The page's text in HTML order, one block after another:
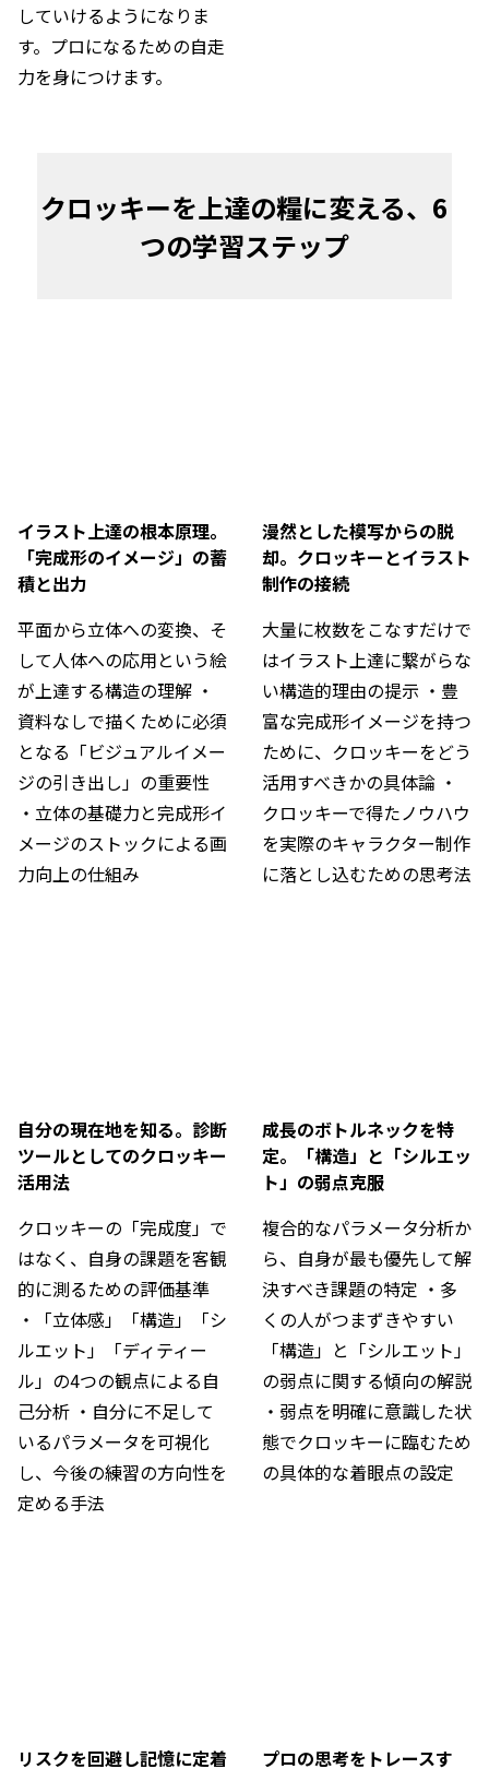
していけるようになりま
す。プロになるための自走
力を身につけます。
クロッキーを上達の糧に変える、6
つの学習ステップ
イラスト上達の根本原理。
「完成形のイメージ」の蓄
積と出力
平面から立体への変換、そ
して人体への応用という絵
が上達する構造の理解 ・
資料なしで描くために必須
となる「ビジュアルイメー
ジの引き出し」の重要性
・立体の基礎力と完成形イ
メージのストックによる画
力向上の仕組み
漫然とした模写からの脱
却。クロッキーとイラスト
制作の接続
大量に枚数をこなすだけで
はイラスト上達に繋がらな
い構造的理由の提示 ・豊
富な完成形イメージを持つ
ために、クロッキーをどう
活用すべきかの具体論 ・
クロッキーで得たノウハウ
を実際のキャラクター制作
に落とし込むための思考法
自分の現在地を知る。診断
ツールとしてのクロッキー
活用法
クロッキーの「完成度」で
はなく、自身の課題を客観
的に測るための評価基準
・「立体感」「構造」「シ
ルエット」「ディティー
ル」の4つの観点による自
己分析 ・自分に不足して
いるパラメータを可視化
し、今後の練習の方向性を
定める手法
成長のボトルネックを特
定。「構造」と「シルエッ
ト」の弱点克服
複合的なパラメータ分析か
ら、自身が最も優先して解
決すべき課題の特定 ・多
くの人がつまずきやすい
「構造」と「シルエット」
の弱点に関する傾向の解説
・弱点を明確に意識した状
態でクロッキーに臨むため
の具体的な着眼点の設定
リスクを回避し記憶に定着 プロの思考をトレースす